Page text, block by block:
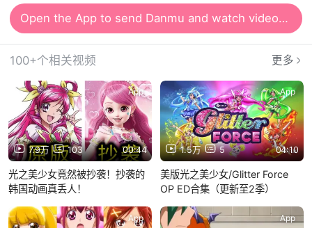
Open the App to send Danmu and watch videos together
100+个相关视频 更多
7.9万 103 00:44
App
光之美少女竟然被抄袭！抄袭的
韩国动画真丢人！
1.5万 5 04:10
App
美版光之美少女/Glitter Force
OP ED合集（更新至2季）
App App